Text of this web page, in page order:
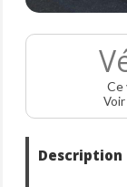
Ce
Description